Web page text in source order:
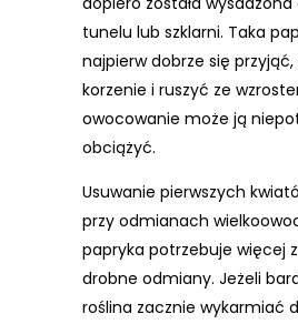
tunelu lub szklarni. Taka
najpierw dobrze się
korzenie i ruszyć ze
owocowanie może ją
obciążyć.
Usuwanie pierwszych
przy odmianach
papryka potrzebuje więcej
drobne odmiany. Jeżeli
roślina zacznie wykarmiać